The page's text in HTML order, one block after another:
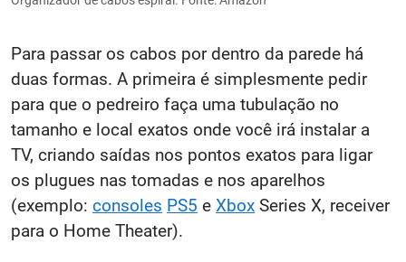
Para passar os cabos por dentro da parede há
duas formas. A primeira é simplesmente pedir
para que o pedreiro faça uma tubulação no
tamanho e local exatos onde você irá instalar a
TV, criando saídas nos pontos exatos para ligar
os plugues nas tomadas e nos aparelhos
(exemplo:consoles PS5